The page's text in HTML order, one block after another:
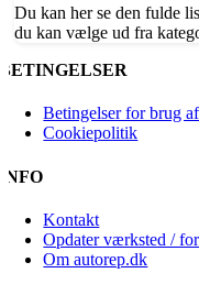
Du kan her se den fulde
du kan vælge ud fra
BETINGELSER
Betingelser for brug
Cookiepolitik
INFO
Kontakt
Opdater værksted /
Om autorep.dk